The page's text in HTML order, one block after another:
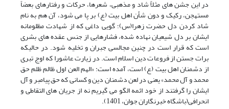
در این جشن های مثلاً شاد و مذهبی، شعرها، حرکات و رفتارهای بعضاً
مستهجن، رکیک و دون شأن اهل بیت (ع) بر پا می شود، آن هم به نام
شاد کردن دل حضرت زهرا(س)؛ گویی داغی که از شهادت مظلومانه
ایشان بر دل شیعیان نهاده شده، فشارهایی از جنس عقده های بشری
است که قرار است در چنین مجالسی جبران و تخلیه شود. در حالیکه
برات جستن از فروعات دین اسلام است. در زیارت عاشورا که اوج تبری
از دشمنان اهل بیت (ع) است، آمده است: «الهم العن اول ظالم ظلم حق
محمد و آل محمد» یعنی در لعن دشمنان دین و کسانی که حق پیامبر و آل
ایشان را گرفتند از خود ائمه الگو می گیریم نه از جریان های التقاطی و
انحرافی(باشگاه خبرنگاران جوان، 1401).